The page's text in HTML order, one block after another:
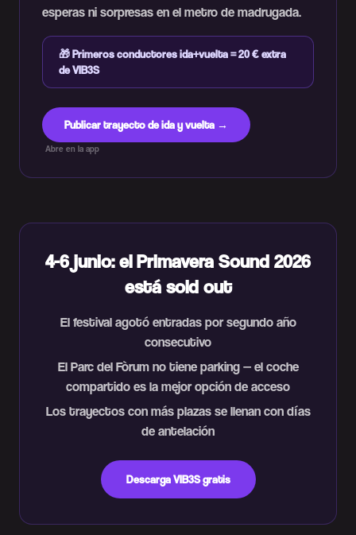
esperas ni sorpresas en el metro de madrugada.
🎁Primeros conductores ida+vuelta = 20 € extra
de VIB3S
Publicar trayecto de ida y vuelta →
Abre en la app
4-6 junio: el Primavera Sound 2026
está sold out
El festival agotó entradas por segundo año
consecutivo
El Parc del Fòrum no tiene parking — el coche
compartido es la mejor opción de acceso
Los trayectos con más plazas se llenan con días
de antelación
Descarga VIB3S gratis